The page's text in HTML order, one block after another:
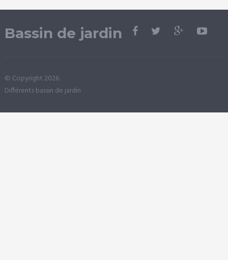
Bassin de jardin
© Copyright 2026.
Différents bassin de jardin